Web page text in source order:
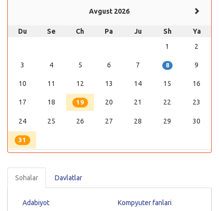
Avgust 2026
Du Se Ch Pa Ju Sh
Ya
1
2
3 4 5 6 7 8 9
10 11 12 13 14 15 16
17 18 19 20 21 22 23
24 25 26 27 28 29 30
31
Sohalar Davlatlar
Adabiyot Kompyuter fanlari